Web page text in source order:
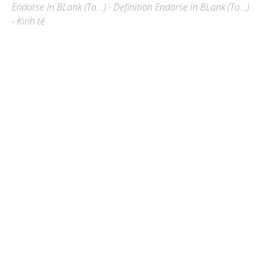
Endorse In BLank (To...) - Definition Endorse In BLank (To...)
- Kinh tế